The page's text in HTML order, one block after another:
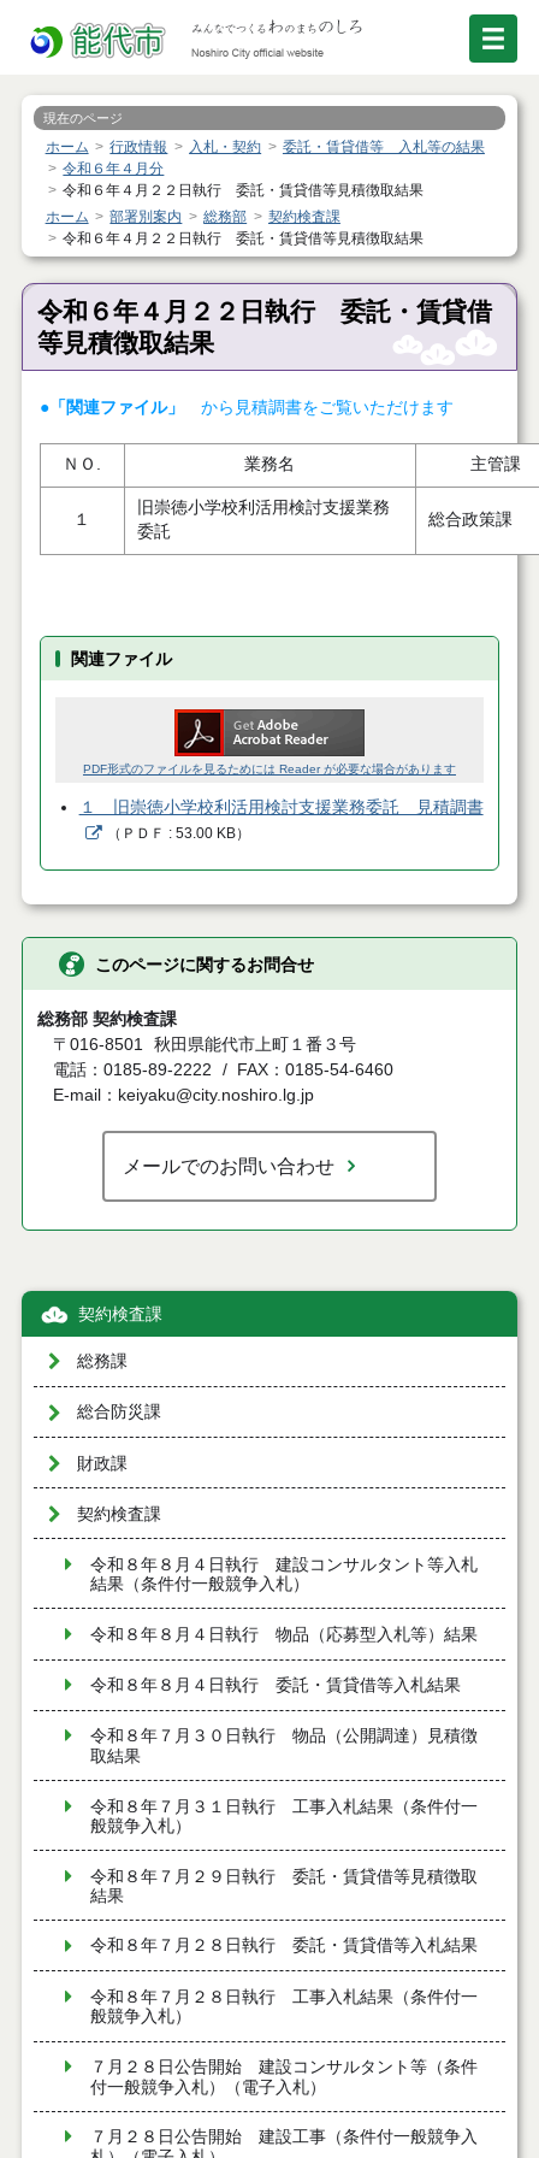
現在のページ
ホーム 行政情報 入札・契約
委託・賃貸借等 入札等の結果
令和６年４月分
令和６年４月２２日執行 委託・賃貸借等見積徴取結果
ホーム
部署別案内 総務部
契約検査課
令和６年４月２２日執行 委託・賃貸借等見積徴取結果
令和６年４月２２日執行 委託・賃貸借
等見積徴取結果
●「関連ファイル」 から見積調書をご覧いただけます
ＮＯ. 業務名 主管課
１
旧崇徳小学校利活用検討支援業務
委託
総合政策課
関連ファイル
PDF形式のファイルを見るためには Reader が必要な場合があります
１ 旧崇徳小学校利活用検討支援業務委託 見積調書
（ ＰＤＦ 53.00 KB）
このページに関するお問合せ
総務部 契約検査課
〒016-8501 秋田県能代市上町１番３号
電話：0185-89-2222
FAX：0185-54-6460
E-mail：keiyaku@city.noshiro.lg.jp
メールでのお問い合わせ
契約検査課
総務課
総合防災課
財政課
契約検査課
令和８年８月４日執行 建設コンサルタント等入札
結果（条件付一般競争入札）
令和８年８月４日執行 物品（応募型入札等）結果
令和８年８月４日執行 委託・賃貸借等入札結果
令和８年７月３０日執行 物品（公開調達）見積徴
取結果
令和８年７月３１日執行 工事入札結果（条件付一
般競争入札）
令和８年７月２９日執行 委託・賃貸借等見積徴取
結果
令和８年７月２８日執行 委託・賃貸借等入札結果
令和８年７月２８日執行 工事入札結果（条件付一
般競争入札）
７月２８日公告開始 建設コンサルタント等（条件
付一般競争入札）（電子入札）
７月２８日公告開始 建設工事（条件付一般競争入